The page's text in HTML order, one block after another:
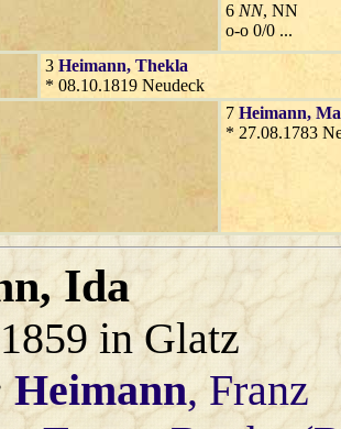
6 NN, NN
o-o 0/0 ...
3 Heimann, Thekla
* 08.10.1819 Neudeck
7 Heimann,
* 27.08.1783
, Ida
in Glatz
Heimann, Franz